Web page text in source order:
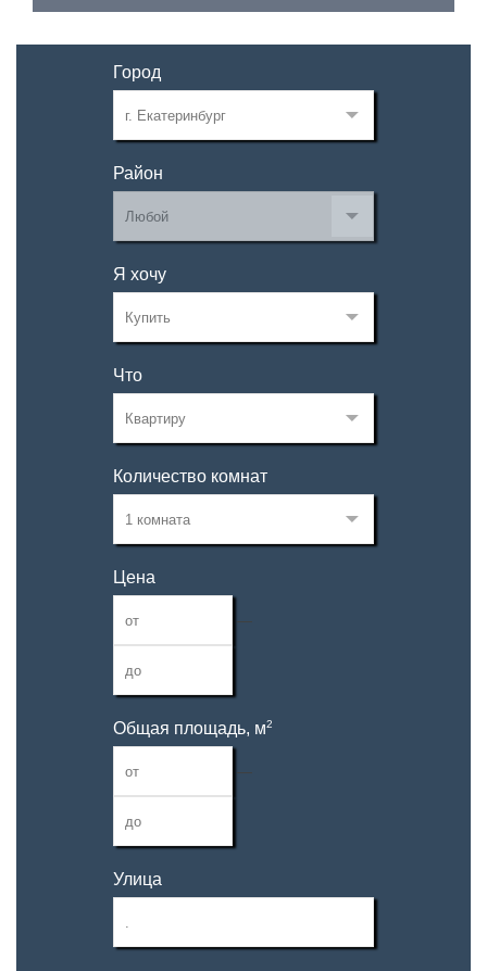
Город
Район
Я хочу
Что
Количество комнат
Цена
—
Общая площадь, м2
—
Улица